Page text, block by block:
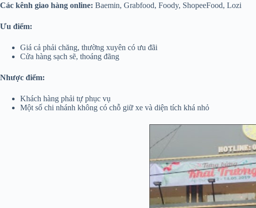
Các kênh giao hàng online: Baemin, Grabfood, Foody, ShopeeFood, Lozi
Ưu điểm:
Giá cả phải chăng, thường xuyên có ưu đãi
Cửa hàng sạch sẽ, thoáng đãng
Nhược điểm:
Khách hàng phải tự phục vụ
Một số chi nhánh không có chỗ giữ xe và diện tích khá nhỏ